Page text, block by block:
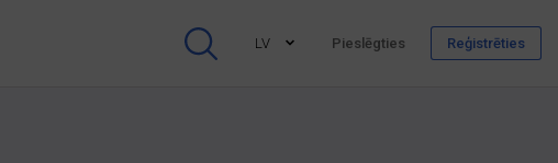
LV Pieslēgties Reģistrēties